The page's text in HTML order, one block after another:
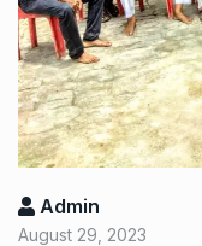
Admin
August 29, 2023